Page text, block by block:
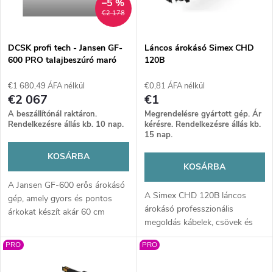
e
k
r
e
n
d
e
m
é
k
e
k
l
i
s
t
€2 178
–5 %
DCSK profi tech - Jansen GF-
600 PRO talajbeszúró maró
€1 680,49 ÁFA nélkül
€2 067
A beszállítónál raktáron.
Rendelkezésre állás kb. 10 nap.
KOSÁRBA
A Jansen GF-600 erős árokásó
gép, amely gyors és pontos
árkokat készít akár 60 cm
motor, karbid fogazatú lánc és
akár 60 m/óra kapacitás ideális
kábelek, öntözés vagy
Láncos árokásó Simex CHD
120B
€0,81 ÁFA nélkül
€1
Megrendelésre gyártott gép. Ár
kérésre. Rendelkezésre állás kb.
15 nap.
KOSÁRBA
A Simex CHD 120B láncos
árokásó professzionális
megoldás kábelek, csövek és
öntözőrendszerek gyors,
pontos árkolásához. Masszív
PRO PRO